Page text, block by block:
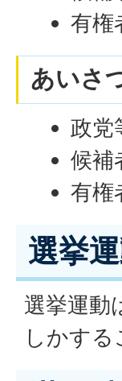
有権
あいさ
政党
候補
有権
選挙
選挙運動
しかす